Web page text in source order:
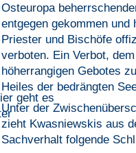
Osteuropa
entgegen gekommen
Priester und Bischöfe
verboten. Ein Verbot,
höherrangigen Gebotes
Heiles der bedrängten
Unter der
zieht Kwasniewskis aus
Sachverhalt folgende